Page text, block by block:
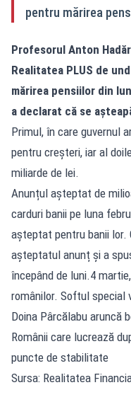
pentru mărirea
Profesorul Anton
Realitatea PLUS de
mărirea pensiilor din
a declarat că se
Primul, în care guvernul
pentru creșteri, iar al
miliarde de lei.
Anunțul așteptat de
carduri banii pe luna
așteptat pentru banii lor.
așteptatul anunț și a
începând de luni.4
românilor. Softul special
Doina Pârcălabu aruncă
Românii care lucrează
puncte de stabilitate
Sursa: Realitatea